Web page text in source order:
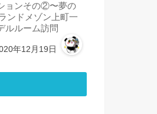
ョンその②〜夢の
ンドメゾン上町一
ルルーム訪問
年12月19日